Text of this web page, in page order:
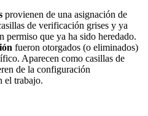
provienen de una asignación de
de verificación grises y ya
permiso que ya ha sido heredado.
fueron otorgados (o eliminados)
Aparecen como casillas de
de la configuración
el trabajo.